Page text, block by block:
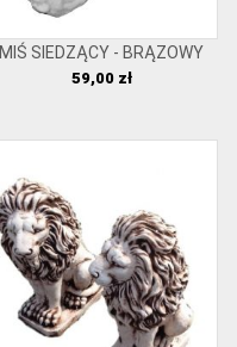
MIŚ SIEDZĄCY - BRĄZOWY
Cena
59,00 zł